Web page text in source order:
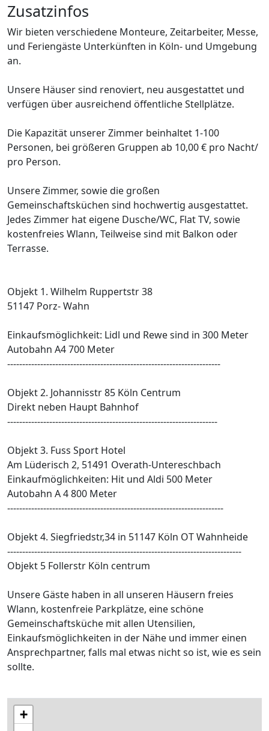
Zusatzinfos
Wir bieten verschiedene Monteure, Zeitarbeiter, Messe,
und Feriengäste Unterkünften in Köln- und Umgebung
an.
Unsere Häuser sind renoviert, neu ausgestattet und
verfügen über ausreichend öffentliche Stellplätze.
Die Kapazität unserer Zimmer beinhaltet 1-100
Personen, bei größeren Gruppen ab 10,00 € pro Nacht/
pro Person.
Unsere Zimmer, sowie die großen
Gemeinschaftsküchen sind hochwertig ausgestattet.
Jedes Zimmer hat eigene Dusche/WC, Flat TV, sowie
kostenfreies Wlann, Teilweise sind mit Balkon oder
Terrasse.
Objekt 1. Wilhelm Ruppertstr 38
51147 Porz- Wahn
Einkaufsmöglichkeit: Lidl und Rewe sind in 300 Meter
Autobahn A4 700 Meter
-----------------------------------------------------------------------
Objekt 2. Johannisstr 85 Köln Centrum
Direkt neben Haupt Bahnhof
----------------------------------------------------------------------
Objekt 3. Fuss Sport Hotel
Am Lüderisch 2, 51491 Overath-Untereschbach
Einkaufmöglichkeiten: Hit und Aldi 500 Meter
Autobahn A 4 800 Meter
------------------------------------------------------------------------
Objekt 4. Siegfriedstr,34 in 51147 Köln OT Wahnheide
------------------------------------------------------------------------------
Objekt 5 Follerstr Köln centrum
Unsere Gäste haben in all unseren Häusern freies
Wlann, kostenfreie Parkplätze, eine schöne
Gemeinschaftsküche mit allen Utensilien,
Einkaufsmöglichkeiten in der Nähe und immer einen
Ansprechpartner, falls mal etwas nicht so ist, wie es sein
sollte.
+